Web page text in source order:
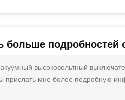
больше подробностей
высоковольтный
прислать мне более подробную